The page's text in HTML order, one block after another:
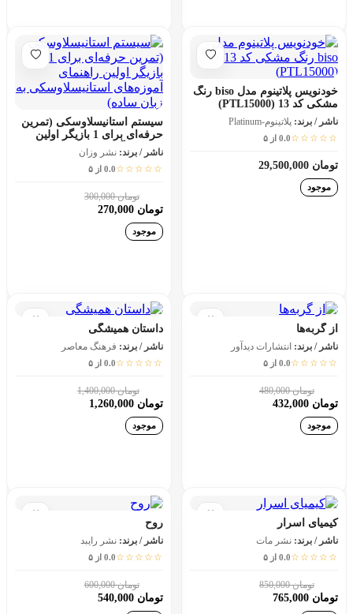
خودنویس پلاتینوم مدل biso رنگ
مشکی کد 13 (PTL15000)
ناشر / برند: پلاتینوم-Platinum
☆☆☆☆☆0.0 از ۵
تومان 29,500,000
موجود
سیستم استانیسلاوسکی (تمرین
حرفه‌ای برای 1 بازیگر اولین
راهنمای آموزه‌های
استانیسلاوسکی به زبان ساده)
ناشر / برند: نشر وزان
☆☆☆☆☆0.0 از ۵
تومان 300,000
تومان 270,000
موجود
از گربه‌ها
ناشر / برند: انتشارات دیدآور
☆☆☆☆☆0.0 از ۵
تومان 480,000
تومان 432,000
موجود
داستان همیشگی
ناشر / برند: فرهنگ معاصر
☆☆☆☆☆0.0 از ۵
تومان 1,400,000
تومان 1,260,000
موجود
کیمیای اسرار
ناشر / برند: نشر مات
☆☆☆☆☆0.0 از ۵
تومان 850,000
تومان 765,000
روح
ناشر / برند: نشر رایبد
☆☆☆☆☆0.0 از ۵
تومان 600,000
تومان 540,000